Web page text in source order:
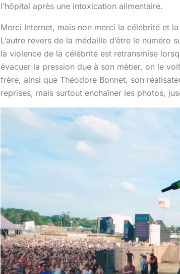
l’hôpital après une intoxication alimentaire.
Merci Internet, mais non merci la célébrité et
L’autre revers de la médaille d’être le numéro
la violence de la célébrité est retransmise
évacuer la pression due à son métier, on le
frère, ainsi que Théodore Bonnet, son
reprises, mais surtout enchaîner les photos,